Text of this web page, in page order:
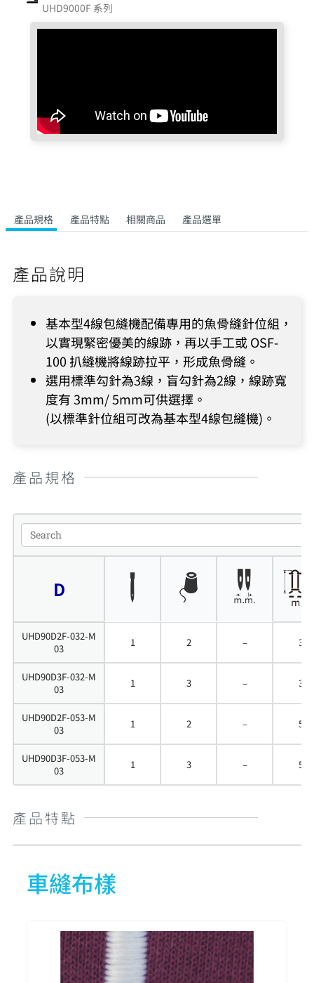
UHD9000F 系列
產品規格 產品特點 相關商品 產品選單
產品說明
基本型4線包縫機配備專用的魚骨縫針位組，
以實現緊密優美的線跡，再以手工或 OSF-
100 扒縫機將線跡拉平，形成魚骨縫。
選用標準勾針為3線，盲勾針為2線，線跡寬
度有 3mm/ 5mm可供選擇。
(以標準針位組可改為基本型4線包縫機)。
產品規格
D
UHD90D2F-032-M
03
1 2 – 3
UHD90D3F-032-M
03
1 3 – 3
UHD90D2F-053-M
03
1 2 – 5
UHD90D3F-053-M
03
1 3 – 5
產品特點
車縫布樣